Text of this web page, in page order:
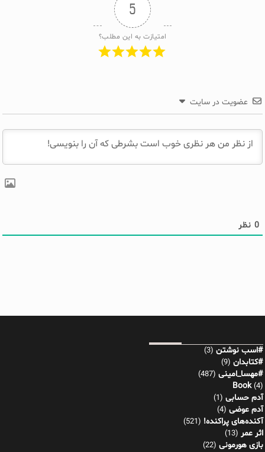
5
امتیازت به این مطلب؟
عضویت در سایت
0 نظر
#اسب نوشتن (3)
#کتابدان (9)
#مهسا_امینی (487)
Book(4)
آدم حسابی (1)
آدم عوضی (4)
آکنده‌های پراکنده! (521)
اثر عمر (13)
بازی هورمونی (22)